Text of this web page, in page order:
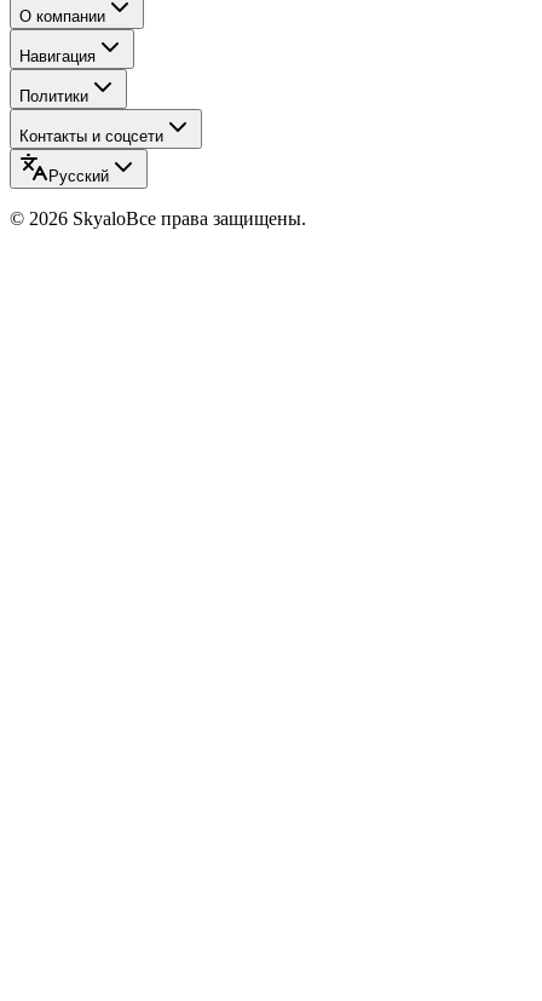
О компании
Навигация
Политики
Контакты и соцсети
Русский
© 2026 SkyaloВсе права защищены.